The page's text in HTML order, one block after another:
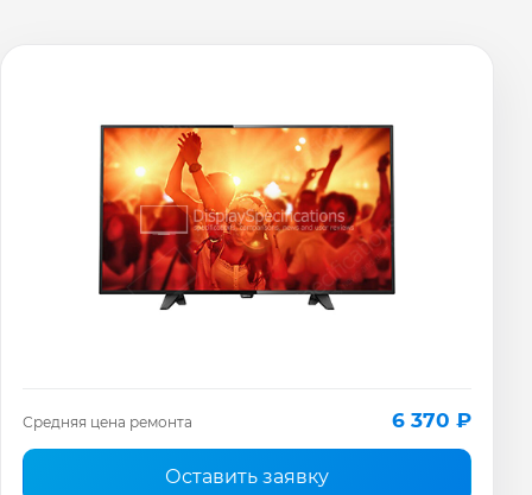
Средняя цена ремонта 6 370 ₽
Оставить заявку